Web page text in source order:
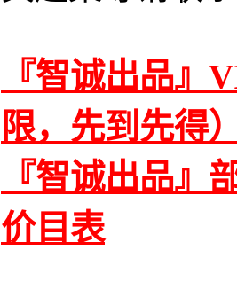
『智诚出品』
限，先到先得
『智诚出品』
价目表